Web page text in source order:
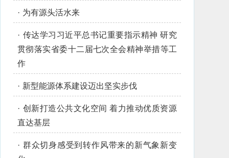
· 为有源头活水来
· 传达学习习近平总书记重要指示精神 研究
贯彻落实省委十二届七次全会精神举措等工
作
· 新型能源体系建设迈出坚实步伐
· 创新打造公共文化空间 着力推动优质资源
直达基层
· 群众切身感受到转作风带来的新气象新变